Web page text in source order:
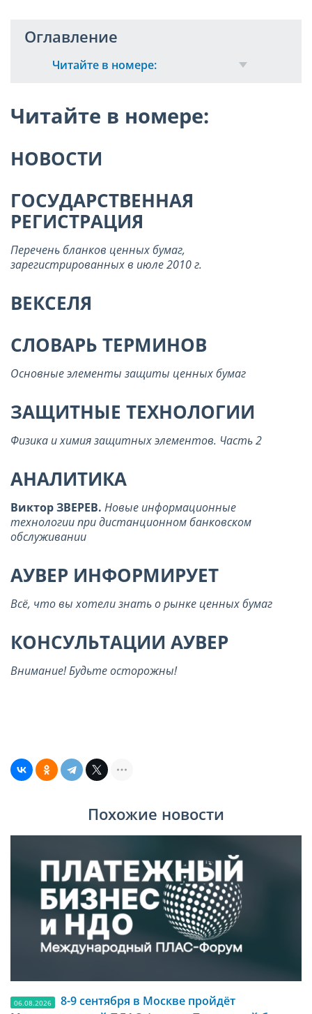
Оглавление
Читайте в номере:
Читайте в номере:
НОВОСТИ
ГОСУДАРСТВЕННАЯ
РЕГИСТРАЦИЯ
Перечень бланков ценных бумаг,
зарегистрированных в июле2010 г.
ВЕКСЕЛЯ
СЛОВАРЬ ТЕРМИНОВ
Основные элементы защиты ценных бумаг
ЗАЩИТНЫЕ ТЕХНОЛОГИИ
Физика и химия защитных элементов. Часть 2
АНАЛИТИКА
Виктор ЗВЕРЕВ. Новые информационные
технологии при дистанционном банковском
обслуживании
АУВЕР ИНФОРМИРУЕТ
Всё, что вы хотели знать о рынке ценных бумаг
КОНСУЛЬТАЦИИ АУВЕР
Внимание! Будьте осторожны!
Похожие новости
06.08.2026
8-9 сентября в Москве пройдёт